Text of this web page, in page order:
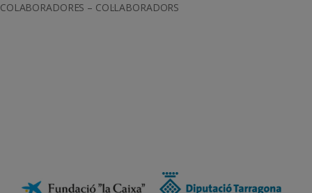
COLABORADORES – COL·LABORADORS